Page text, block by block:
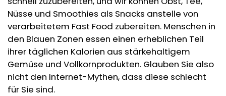
Nüsse und Smoothies als Snacks anstelle von
verarbeitetem Fast Food zubereiten. Menschen in
den Blauen Zonen essen einen erheblichen Teil
ihrer täglichen Kalorien aus stärkehaltigem
Gemüse und Vollkornprodukten. Glauben Sie also
nicht den Internet-Mythen, dass diese schlecht
für Sie sind.